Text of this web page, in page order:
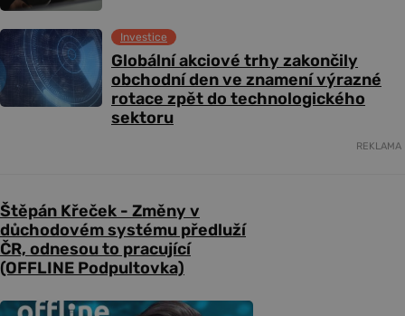
Globální akciové trhy zakončily
obchodní den ve znamení výrazné
rotace zpět do technologického
sektoru
Investice
REKLAMA
Štěpán Křeček - Změny v
důchodovém systému předluží
ČR, odnesou to pracující
(OFFLINE Podpultovka)